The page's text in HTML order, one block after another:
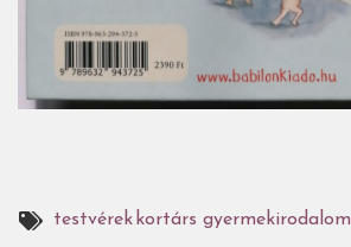
testvérek kortárs gyermekirodalom